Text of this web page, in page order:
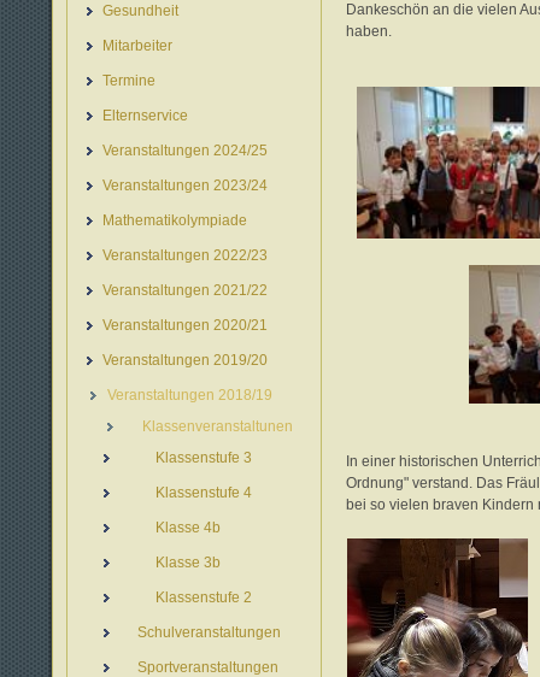
Gesundheit
Mitarbeiter
Termine
Elternservice
Veranstaltungen 2024/25
Veranstaltungen 2023/24
Mathematikolympiade
Veranstaltungen 2022/23
Veranstaltungen 2021/22
Veranstaltungen 2020/21
Veranstaltungen 2019/20
Veranstaltungen 2018/19
Klassenveranstaltunen
Klassenstufe 3
Klassenstufe 4
Klasse 4b
Klasse 3b
Klassenstufe 2
Schulveranstaltungen
Sportveranstaltungen
Dankeschön an die vielen
haben.
In einer historischen
Ordnung" verstand. Das
bei so vielen braven Kindern